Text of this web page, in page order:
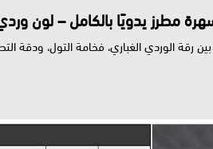
مطرز يدويًا بالكامل – لون
رقة الوردي الغباري، فخامة التول، ودقة